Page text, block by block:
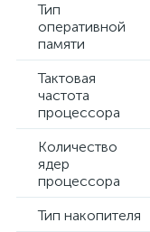
Тип
оперативной
памяти
Тактовая
частота
процессора
Количество
ядер
процессора
Тип накопителя